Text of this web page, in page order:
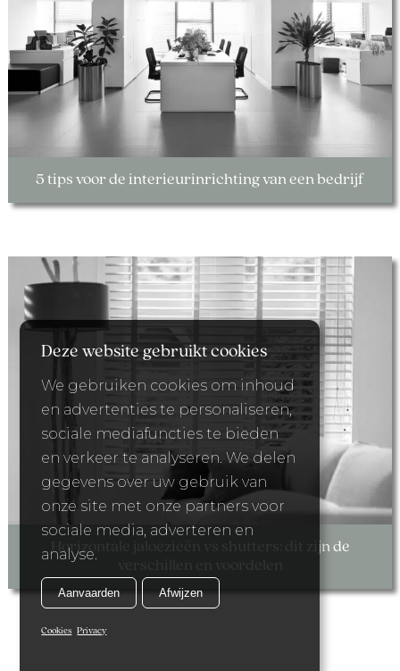
5 tips voor de interieurinrichting van een bedrijf
Horizontale jaloezieën vs shutters: dit zijn de
Deze website gebruikt cookies
We gebruiken cookies om inhoud
en advertenties te personaliseren,
sociale mediafuncties te bieden
en verkeer te analyseren. We delen
gegevens over uw gebruik van
onze site met onze partners voor
sociale media, adverteren en
analyse.
Aanvaarden Afwijzen
Cookies Privacy